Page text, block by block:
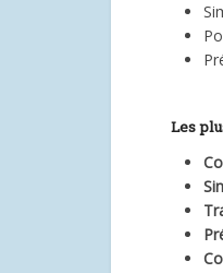
Les